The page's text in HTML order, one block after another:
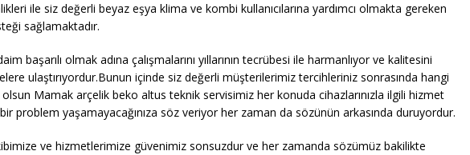
ile siz değerli beyaz eşya klima ve kombi kullanıcılarına yardımcı olmakta gereken
sağlamaktadır.
başarılı olmak adına çalışmalarını yıllarının tecrübesi ile harmanlıyor ve kalitesini
ulaştırıyordur.Bunun içinde siz değerli müşterilerimiz tercihleriniz sonrasında hangi
Mamak arçelik beko altus teknik servisimiz her konuda cihazlarınızla ilgili hizmet
problem yaşamayacağınıza söz veriyor her zaman da sözünün arkasında duruyordur.
ve hizmetlerimize güvenimiz sonsuzdur ve her zamanda sözümüz bakilikte